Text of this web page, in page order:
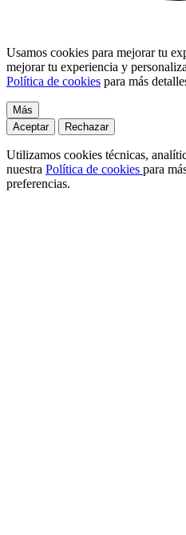
Usamos cookies para mejorar tu
mejorar tu experiencia y
Política de cookies para más
Más
Aceptar
Rechazar
Utilizamos cookies técnicas,
nuestra Política de cookies para
preferencias.